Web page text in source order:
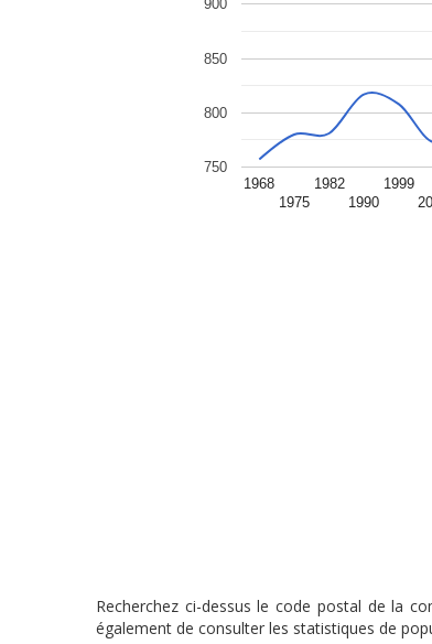
1968
1975
1982
1990
1999
750
800
850
900
Recherchez ci-dessus le code postal de la
également de consulter les statistiques de